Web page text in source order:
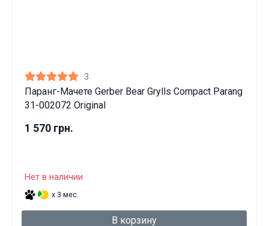
3
Паранг-Мачете Gerber Bear Grylls Compact Parang
31-002072 Original
1 570 грн.
Нет в наличии
x 3 мес.
В корзину